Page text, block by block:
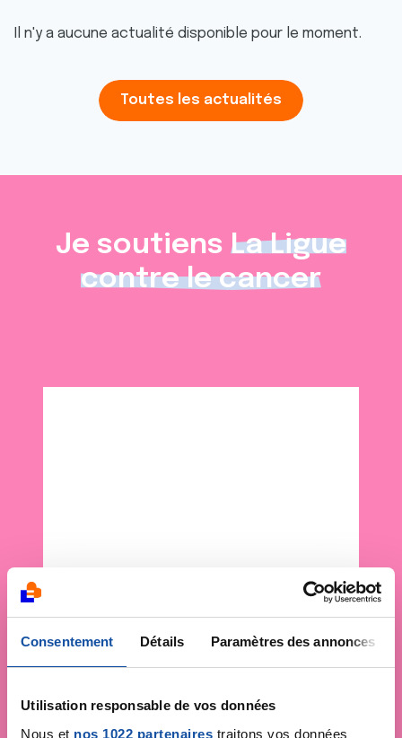
Consentement Détails Paramètres des annonces
Utilisation responsable de vos données
Nous et nos 1022 partenaires traitons vos données
Il n'y a aucune actualité disponible pour le moment.
Toutes les actualités
Je soutiens La Ligue
contre le cancer